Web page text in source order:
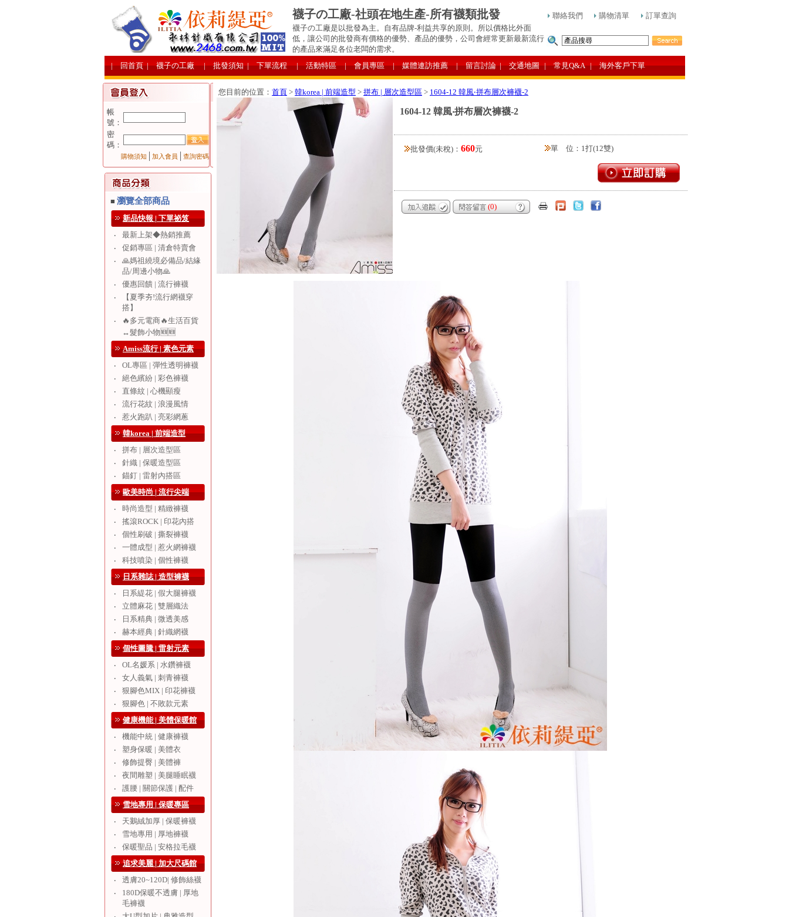
襪子の工廠-社頭在地生產-所有襪類批發
襪子の工廠是以批發為主。自有品牌-利益共享的原則。所以價格比外面
低，讓公司的批發商有價格的優勢、產品的優勢，公司會經常更新最新流行
的產品來滿足各位老闆的需求。
聯絡我們 購物清單 訂單查詢
| 回首頁 | 襪子の工廠 | 批發須知 | 下單流程 | 活動特區 | 會員專區 | 媒體連訪推薦 | 留言討論 | 交通地圖 | 常見Q&A | 海外客戶下單
帳
號：
密
碼：
購物須知 加入會員 查詢密碼
■ 瀏覽全部商品
新品快報 | 下單祕笈
‧
最新上架◆熱銷推薦
‧
促銷專區 | 清倉特賣會
‧
🙏媽祖繞境必備品/結緣
品/周邊小物🙏
‧
優惠回饋 | 流行褲襪
‧
【夏季夯!流行網襪穿
搭】
‧
🔥多元電商🔥生活百貨
↔️髮飾小物🆕🆕
Amiss流行 | 素色元素
‧
OL專區 | 彈性透明褲襪
‧
絕色繽紛 | 彩色褲襪
‧
直條紋 | 心機顯瘦
‧
流行花紋 | 浪漫風情
‧
惹火跑趴 | 亮彩網蔥
韓korea | 前端造型
‧
拼布 | 層次造型區
‧
針織 | 保暖造型區
‧
錨釘 | 雷射內搭區
歐美時尚 | 流行尖端
‧
時尚造型 | 精緻褲襪
‧
搖滾ROCK | 印花內搭
‧
個性刷破 | 撕裂褲襪
‧
一體成型 | 惹火網褲襪
‧
科技噴染 | 個性褲襪
日系雜誌 | 造型褲襪
‧
日系緹花 | 假大腿褲襪
‧
立體麻花 | 雙層織法
‧
日系精典 | 微透美感
‧
赫本經典 | 針織網襪
個性圖騰 | 雷射元素
‧
OL名媛系 | 水鑽褲襪
‧
女人義氣 | 刺青褲襪
‧
狠腳色MIX | 印花褲襪
‧
狠腳色 | 不敗款元素
健康機能 | 美體保暖館
‧
機能中統 | 健康褲襪
‧
塑身保暖 | 美體衣
‧
修飾提臀 | 美體褲
‧
夜間雕塑 | 美腿睡眠襪
‧
護腰 | 關節保護 | 配件
雪地專用 | 保暖專區
‧
天鵝絨加厚 | 保暖褲襪
‧
雪地專用 | 厚地褲襪
‧
保暖聖品 | 安格拉毛襪
追求美麗 | 加大尺碼館
‧
透膚20~120D| 修飾絲襪
‧
180D保暖不透膚 | 厚地
毛褲襪
您目前的位置： 首頁 > 韓korea | 前端造型 > 拼布 | 層次造型區 > 1604-12 韓風‧拼布層次褲襪-2
1604-12 韓風‧拼布層次褲襪-2
批發價(未稅)： 660元 單 位：1打(12雙)
(0)